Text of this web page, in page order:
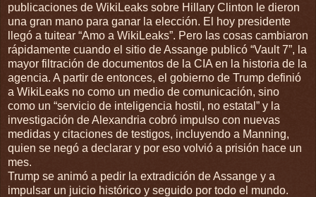
publicaciones de WikiLeaks sobre Hillary Clinton le dieron
una gran mano para ganar la elección. El hoy presidente
llegó a tuitear “Amo a WikiLeaks”. Pero las cosas cambiaron
rápidamente cuando el sitio de Assange publicó “Vault 7”, la
mayor filtración de documentos de la CIA en la historia de la
agencia. A partir de entonces, el gobierno de Trump definió
a WikiLeaks no como un medio de comunicación, sino
como un “servicio de inteligencia hostil, no estatal” y la
investigación de Alexandria cobró impulso con nuevas
medidas y citaciones de testigos, incluyendo a Manning,
quien se negó a declarar y por eso volvió a prisión hace un
mes.
Trump se animó a pedir la extradición de Assange y a
impulsar un juicio histórico y seguido por todo el mundo.